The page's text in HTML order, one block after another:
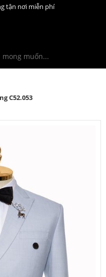
tận nơi miễn phí
C52.053